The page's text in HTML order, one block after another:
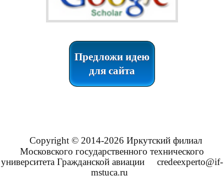
Предложи идею
для сайта
Copyright © 2014-2026 Иркутский филиал
Московского государственного технического
университета Гражданской авиации
credeexperto@if-
mstuca.ru